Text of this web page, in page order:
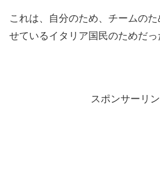
これは、自分のため、チームの
せているイタリア国民のためだっ
スポンサーリ